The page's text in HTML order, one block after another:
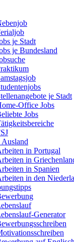
je Stadt
je Bundesland
je Stadt
Office Jobs
Jobs
Ausland
in Portugal
in
in Spanien
in den
Generator